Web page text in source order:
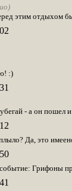
этим отдыхом
:)
- а он пошел
Да, это
Грифоны